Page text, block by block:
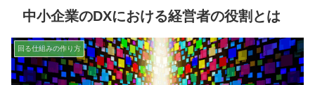
中小企業のDXにおける経営者の役割とは
回る仕組みの作り方